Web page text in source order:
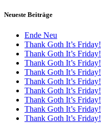
Neueste Beiträge
Ende Neu
Thank Goth It’s Friday!
Thank Goth It’s Friday!
Thank Goth It’s Friday!
Thank Goth It’s Friday!
Thank Goth It’s Friday!
Thank Goth It’s Friday!
Thank Goth It’s Friday!
Thank Goth It’s Friday!
Thank Goth It’s Friday!